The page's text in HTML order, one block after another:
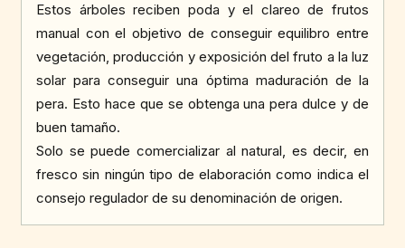
Estos árboles reciben poda y el clareo de frutos
manual con el objetivo de conseguir equilibro entre
vegetación, producción y exposición del fruto a la luz
solar para conseguir una óptima maduración de la
pera. Esto hace que se obtenga una pera dulce y de
buen tamaño.
Solo se puede comercializar al natural, es decir, en
fresco sin ningún tipo de elaboración como indica el
consejo regulador de su denominación de origen.